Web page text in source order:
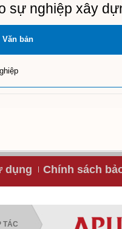
sự nghiệp xây
Văn bản
dụng Chính sách
TÁC